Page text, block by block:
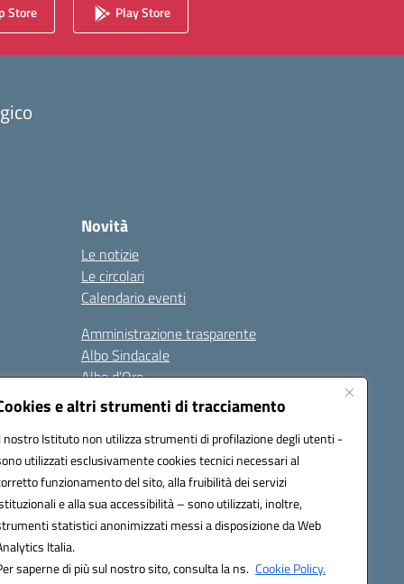
e altri strumenti di tracciamento
nostro Istituto non utilizza strumenti di profilazione degli utenti -
utilizzati esclusivamente cookies tecnici necessari al
funzionamento del sito, alla fruibilità dei servizi
e alla sua accessibilità – sono utilizzati, inoltre,
statistici anonimizzati messi a disposizione da Web
Italia.
saperne di più sul nostro sito, consulta la ns. Cookie Policy.
Store Play Store
Novità
Le notizie
Le circolari
Calendario eventi
Amministrazione trasparente
Albo Sindacale
Albo d’Oro
Sicurezza
Erasmus
Seguici su: